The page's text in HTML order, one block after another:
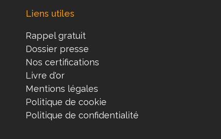
Liens utiles
Rappel gratuit
Dossier presse
Nos certifications
Livre d'or
Mentions légales
Politique de cookie
Politique de confidentialité